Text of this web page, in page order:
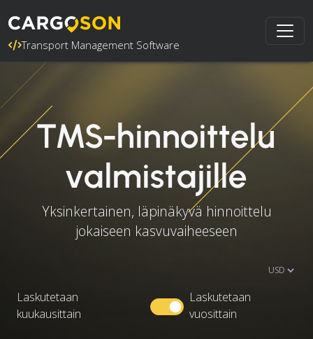
Transport Management Software
TMS-hinnoittelu
valmistajille
Yksinkertainen, läpinäkyvä hinnoittelu
jokaiseen kasvuvaiheeseen
Laskutetaan
kuukausittain
Laskutetaan
vuosittain